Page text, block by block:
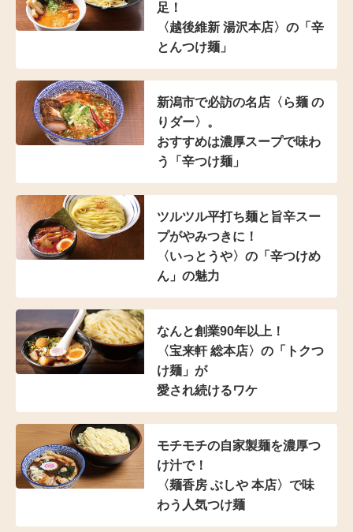
足！
〈越後維新 湯沢本店〉の 「辛
とんつけ麺」
新潟市で必訪の名店 〈ら麺 の
りダー〉。
おすすめは濃厚スープで味わ
う「辛つけ麺」
ツルツル平打ち麺と 旨辛スー
プがやみつきに！
〈いっとうや〉の 「辛つけめ
ん」の魅力
なんと創業90年以上！
〈宝来軒 総本店〉の 「トクつ
け麺」が
愛され続けるワケ
モチモチの自家製麺を濃厚つ
け汁で！
〈麺香房 ぶしや 本店〉 で味
わう人気つけ麺